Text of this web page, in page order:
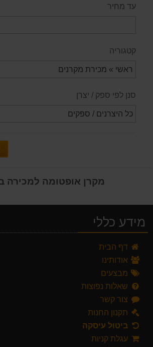
עד מחיר
קטגוריה
סנן לפי ספק / יצרן
מקרן אופטומה למכירה
מידע כללי
דף הבית
אודותינו
מבצעים
שאלות נפוצות
צור קשר
תקנון החנות
ביטול עיסקה
עגלת קניות